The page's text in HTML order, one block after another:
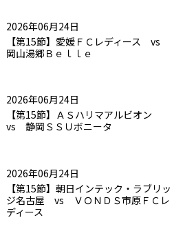
2026年06月24日
【第15節】愛媛ＦＣレディース vs
岡山湯郷Ｂｅｌｌｅ
2026年06月24日
【第15節】ＡＳハリマアルビオン
vs 静岡ＳＳＵボニータ
2026年06月24日
【第15節】朝日インテック・ラブリッ
ジ名古屋 vs ＶＯＮＤＳ市原ＦＣレ
ディース